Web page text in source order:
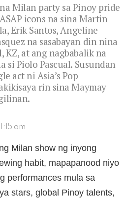
Milan party sa Pinoy pride
icons na sina Martin
Erik Santos, Angeline
na sasabayan din nina
KZ, at ang nagbabalik na
si Piolo Pascual. Susundan
act ni Asia’s Pop
rin sina Maymay
am
Milan show ng inyong
habit, mapapanood niyo
performances mula sa
stars, global Pinoy talents,